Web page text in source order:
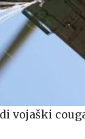
vojaški